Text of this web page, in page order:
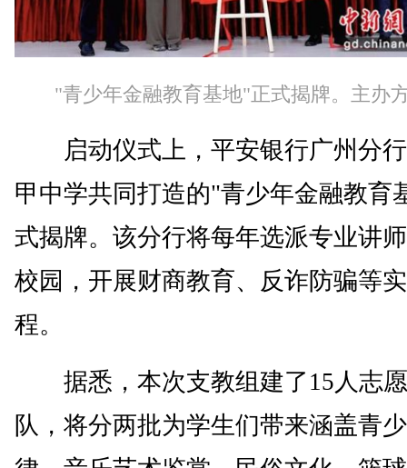
"青少年金融教育基地"正式揭牌。主办
启动仪式上，平安银行广州分
甲中学共同打造的"青少年金融教育
式揭牌。该分行将每年选派专业讲
校园，开展财商教育、反诈防骗等
程。
据悉，本次支教组建了15人志
队，将分两批为学生们带来涵盖青